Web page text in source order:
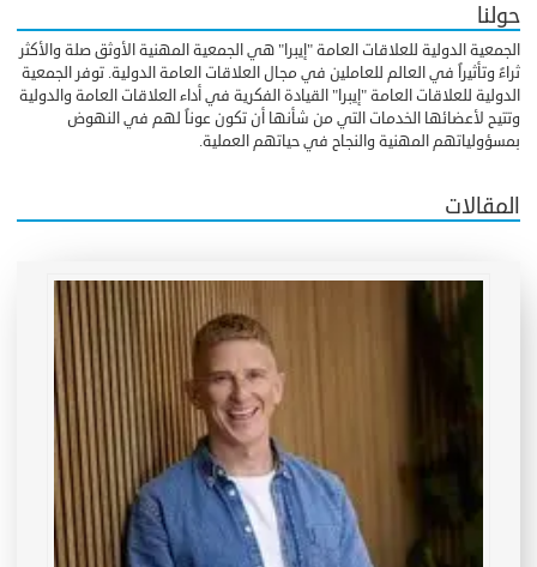
حولنا
الجمعية الدولية للعلاقات العامة "إيبرا" هي الجمعية المهنية الأوثق صلة والأكثر
ثراءً وتأثيراً في العالم للعاملين في مجال العلاقات العامة الدولية. توفر الجمعية
الدولية للعلاقات العامة "إيبرا" القيادة الفكرية في أداء العلاقات العامة والدولية
وتتيح لأعضائها الخدمات التي من شأنها أن تكون عوناً لهم في النهوض
بمسؤولياتهم المهنية والنجاح في حياتهم العملية.
المقالات